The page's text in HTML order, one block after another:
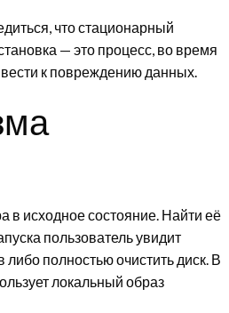
что стационарный
— это процесс, во время
к повреждению данных.
в исходное состояние. Найти её
пользователь увидит
полностью очистить диск. В
локальный образ